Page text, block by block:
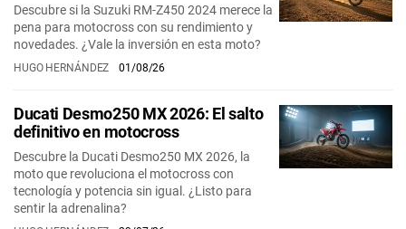
Descubre si la Suzuki RM-Z450 2024 merece la
pena para motocross con su rendimiento y
novedades. ¿Vale la inversión en esta moto?
HUGO HERNÁNDEZ 01/08/26
Ducati Desmo250 MX 2026: El salto
definitivo en motocross
Descubre la Ducati Desmo250 MX 2026, la
moto que revoluciona el motocross con
tecnología y potencia sin igual. ¿Listo para
sentir la adrenalina?